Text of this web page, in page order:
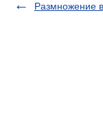
Размножение